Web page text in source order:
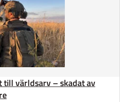
till världsarv – skadat av